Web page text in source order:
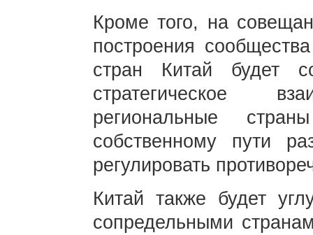
Кроме того, на
построения
стран Китай будет
стратегическое
региональные
собственному пути
регулировать
Китай также будет
сопредельными